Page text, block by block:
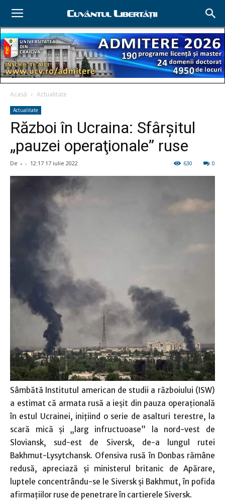
Acasă Actualitate
Actualitate
Război în Ucraina: Sfârşitul
„pauzei operaţionale” ruse
De - - 12:17 17 iulie 2022 0
630
Sâmbătă Institutul american de studii a războiului (ISW)
a estimat că armata rusă a ieşit din pauza operaţională
în estul Ucrainei, iniţiind o serie de asalturi terestre, la
scară mică şi „larg infructuoase” la nord-vest de
Sloviansk, sud-est de Siversk, de-a lungul rutei
Bakhmut-Lysytchansk. Ofensiva rusă în Donbas rămâne
redusă, apreciază şi ministerul britanic de Apărare,
luptele concentrându-se le Siversk şi Bakhmut, în pofida
afirmaţiilor ruse de penetrare în cartierele Siversk.